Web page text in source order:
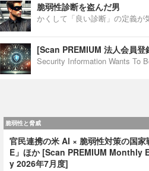
脆弱性診断を盗んだ男
かくして「良い診断」の定義が
[Scan PREMIUM 法人会員登
Security Information Wants To
脆弱性と脅威
官民連携の米 AI × 脆弱性対策の国
E」ほか [Scan PREMIUM Monthly
y 2026年7月度]